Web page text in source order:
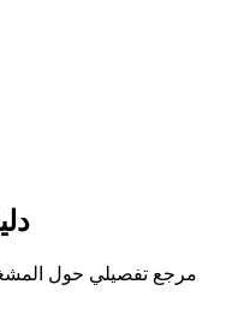
مرجع تفصيلي حول